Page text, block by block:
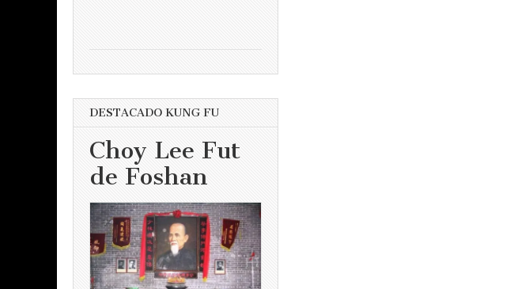
DESTACADO KUNG FU
Choy Lee Fut
de Foshan